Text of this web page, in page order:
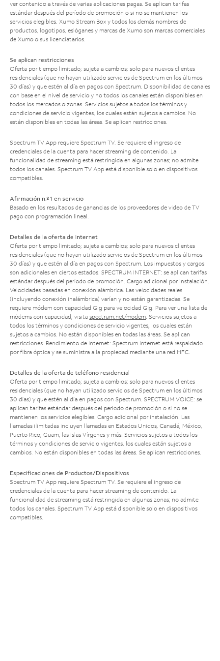
ver contenido a través de varias aplicaciones pagas. Se aplican tarifas
estándar después del período de promoción o si no se mantienen los
servicios elegibles. Xumo Stream Box y todos los demás nombres de
productos, logotipos, eslóganes y marcas de Xumo son marcas comerciales
de Xumo o sus licenciatarios.
Se aplican restricciones
Oferta por tiempo limitado; sujeta a cambios; solo para nuevos clientes
residenciales (que no hayan utilizado servicios de Spectrum en los últimos
30 días) y que estén al día en pagos con Spectrum. Disponibilidad de canales
con base en el nivel de servicio y no todos los canales están disponibles en
todos los mercados o zonas. Servicios sujetos a todos los términos y
condiciones de servicio vigentes, los cuales están sujetos a cambios. No
están disponibles en todas las áreas. Se aplican restricciones.
Spectrum TV App requiere Spectrum TV. Se requiere el ingreso de
credenciales de la cuenta para hacer streaming de contenido. La
funcionalidad de streaming está restringida en algunas zonas; no admite
todos los canales. Spectrum TV App está disponible solo en dispositivos
compatibles.
Afirmación n.º 1 en servicio
Basado en los resultados de ganancias de los proveedores de video de TV
pago con programación lineal.
Detalles de la oferta de Internet
Oferta por tiempo limitado; sujeta a cambios; solo para nuevos clientes
residenciales (que no hayan utilizado servicios de Spectrum en los últimos
30 días) y que estén al día en pagos con Spectrum. Los impuestos y cargos
son adicionales en ciertos estados. SPECTRUM INTERNET: se aplican tarifas
estándar después del período de promoción. Cargo adicional por instalación.
Velocidades basadas en conexión alámbrica. Las velocidades reales
(incluyendo conexión inalámbrica) varían y no están garantizadas. Se
requiere módem con capacidad Gig para velocidad Gig. Para ver una lista de
módems con capacidad, visita spectrum.net/modem. Servicios sujetos a
todos los términos y condiciones de servicio vigentes, los cuales están
sujetos a cambios. No están disponibles en todas las áreas. Se aplican
restricciones. Rendimiento de Internet: Spectrum Internet está respaldado
por fibra óptica y se suministra a la propiedad mediante una red HFC.
Detalles de la oferta de teléfono residencial
Oferta por tiempo limitado; sujeta a cambios; solo para nuevos clientes
residenciales (que no hayan utilizado servicios de Spectrum en los últimos
30 días) y que estén al día en pagos con Spectrum. SPECTRUM VOICE: se
aplican tarifas estándar después del período de promoción o si no se
mantienen los servicios elegibles. Cargo adicional por instalación. Las
llamadas ilimitadas incluyen llamadas en Estados Unidos, Canadá, México,
Puerto Rico, Guam, las Islas Vírgenes y más. Servicios sujetos a todos los
términos y condiciones de servicio vigentes, los cuales están sujetos a
cambios. No están disponibles en todas las áreas. Se aplican restricciones.
Especificaciones de Productos/Dispositivos
Spectrum TV App requiere Spectrum TV. Se requiere el ingreso de
credenciales de la cuenta para hacer streaming de contenido. La
funcionalidad de streaming está restringida en algunas zonas; no admite
todos los canales. Spectrum TV App está disponible solo en dispositivos
compatibles.